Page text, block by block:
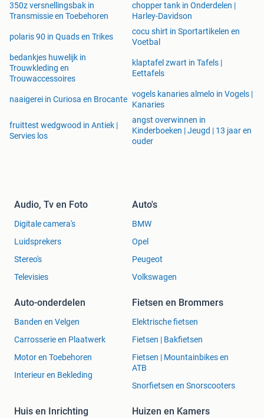
350z versnellingsbak in
Transmissie en Toebehoren
chopper tank in Onderdelen |
Harley-Davidson
polaris 90 in Quads en Trikes
cocu shirt in Sportartikelen en
Voetbal
bedankjes huwelijk in
Trouwkleding en
Trouwaccessoires
klaptafel zwart in Tafels |
Eettafels
naaigerei in Curiosa en Brocante
vogels kanaries almelo in Vogels |
Kanaries
fruittest wedgwood in Antiek |
Servies los
angst overwinnen in
Kinderboeken | Jeugd | 13 jaar en
ouder
Audio, Tv en Foto
Digitale camera's
Luidsprekers
Stereo's
Televisies
Auto's
BMW
Opel
Peugeot
Volkswagen
Auto-onderdelen
Banden en Velgen
Carrosserie en Plaatwerk
Motor en Toebehoren
Interieur en Bekleding
Fietsen en Brommers
Elektrische fietsen
Fietsen | Bakfietsen
Fietsen | Mountainbikes en
ATB
Snorfietsen en Snorscooters
Huis en Inrichting Huizen en Kamers